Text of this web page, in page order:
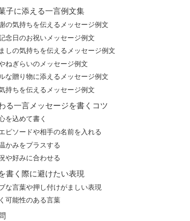
子に添える一言例文集
の気持ちを伝えるメッセージ例文
念日のお祝いメッセージ例文
しの気持ちを伝えるメッセージ例文
ねぎらいのメッセージ例文
な贈り物に添えるメッセージ例文
持ちを伝えるメッセージ例文
る一言メッセージを書くコツ
を込めて書く
ピソードや相手の名前を入れる
かみをプラスする
や好みに合わせる
書く際に避けたい表現
な言葉や押し付けがましい表現
可能性のある言葉